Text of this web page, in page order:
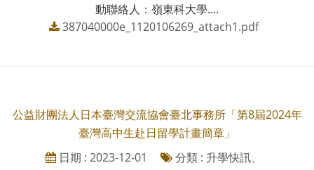
動聯絡人：嶺東科大學....
387040000e_1120106269_attach1.pdf
公益財團法人日本臺灣交流協會臺北事務所「第8屆2024年
臺灣高中生赴日留學計畫簡章」
日期 : 2023-12-01
分類 : 升學快訊、